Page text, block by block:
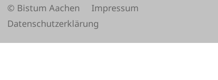
© Bistum Aachen
Impressum
Datenschutzerklärung